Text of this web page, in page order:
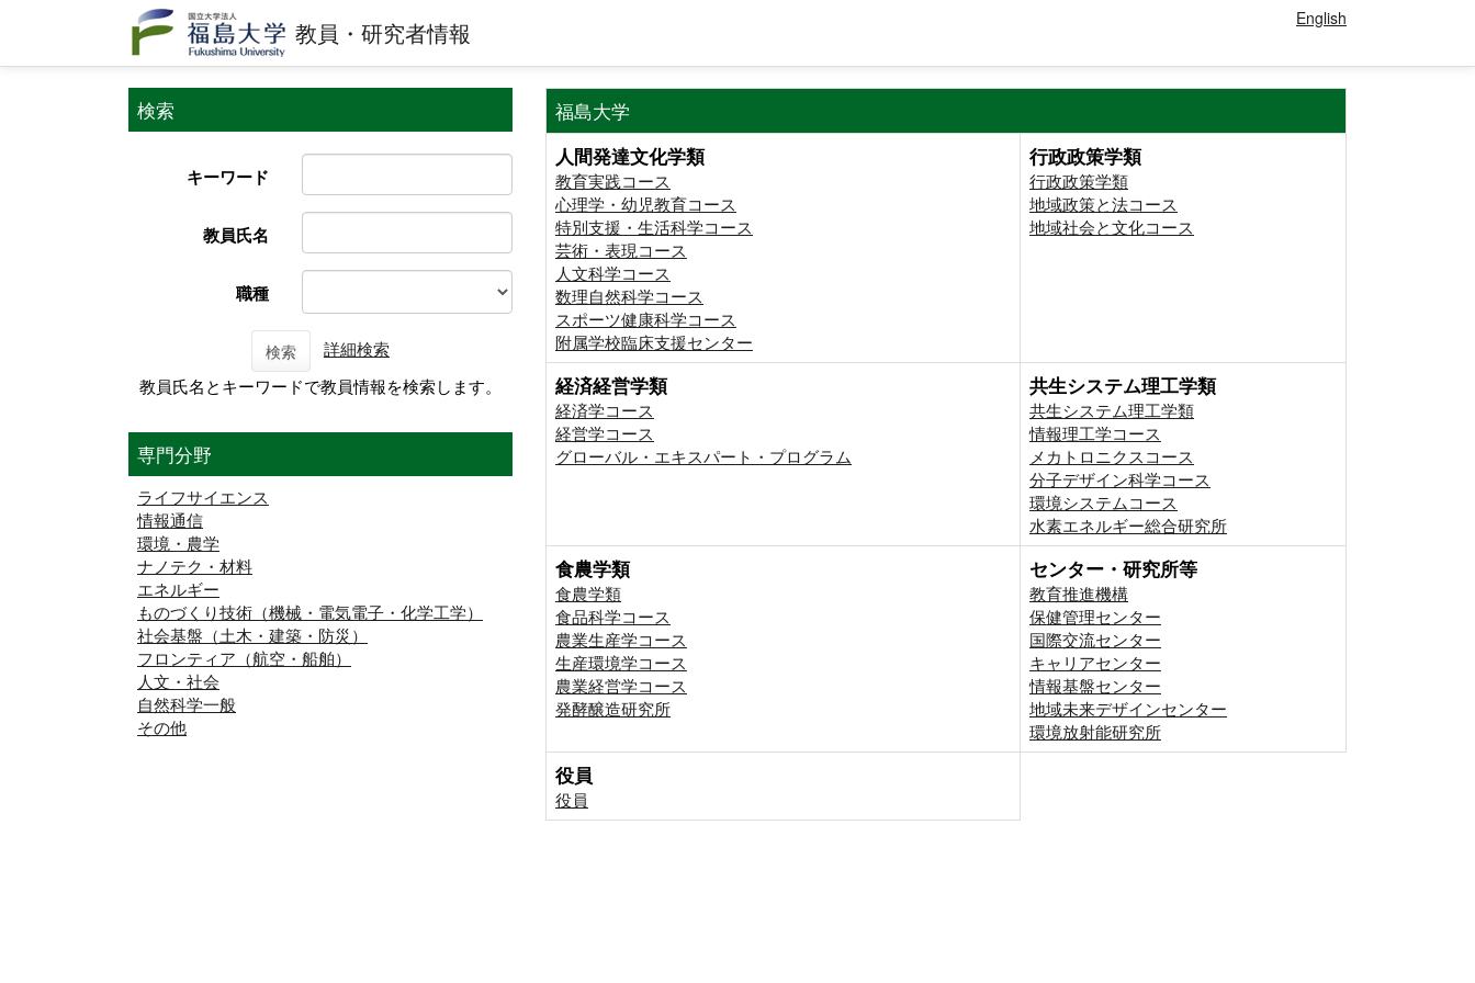
教員・研究者情報 English
検索
キーワード
教員氏名
職種
検索
詳細検索
教員氏名とキーワードで教員情報を検索します。
専門分野
ライフサイエンス
情報通信
環境・農学
ナノテク・材料
エネルギー
ものづくり技術（機械・電気電子・化学工学）
社会基盤（土木・建築・防災）
フロンティア（航空・船舶）
人文・社会
自然科学一般
その他
福島大学
人間発達文化学類
教育実践コース
心理学・幼児教育コース
特別支援・生活科学コース
芸術・表現コース
人文科学コース
数理自然科学コース
スポーツ健康科学コース
附属学校臨床支援センター
行政政策学類
行政政策学類
地域政策と法コース
地域社会と文化コース
経済経営学類
経済学コース
経営学コース
グローバル・エキスパート・プログラム
共生システム理工学類
共生システム理工学類
情報理工学コース
メカトロニクスコース
分子デザイン科学コース
環境システムコース
⽔素エネルギー総合研究所
食農学類
食農学類
食品科学コース
農業生産学コース
生産環境学コース
農業経営学コース
発酵醸造研究所
センター・研究所等
教育推進機構
保健管理センター
国際交流センター
キャリアセンター
情報基盤センター
地域未来デザインセンター
環境放射能研究所
役員
役員